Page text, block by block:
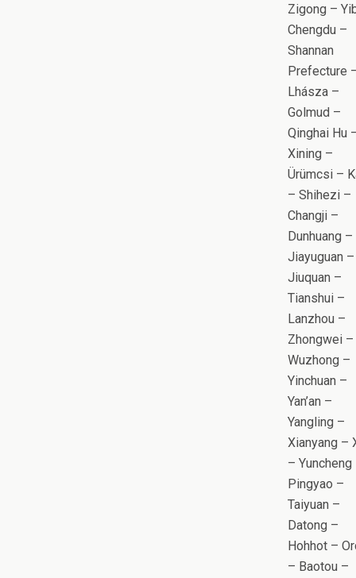
Zigong –
Chengdu –
Shannan
Prefecture
Lhásza –
Golmud –
Qinghai Hu
Xining –
Ürümcsi –
– Shihezi –
Changji –
Dunhuang –
Jiayuguan –
Jiuquan –
Tianshui –
Lanzhou –
Zhongwei –
Wuzhong –
Yinchuan –
Yan’an –
Yangling –
Xianyang –
– Yuncheng
Pingyao –
Taiyuan –
Datong –
Hohhot –
– Baotou –